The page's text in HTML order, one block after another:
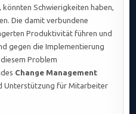
Schwierigkeiten haben,
Die damit verbundene
Produktivität führen und
gegen die Implementierung
Problem
Change Management
Unterstützung für Mitarbeiter